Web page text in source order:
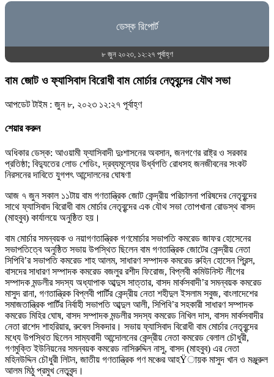
ডেস্ক রিপোর্ট
৮ জুন ২০২৩, ১২:২৭ পূর্বাহ্ণ
বাম জোট ও ফ্যাসিবাদ বিরোধী বাম মোর্চার নেতৃবৃন্দের যৌথ সভা
আপডেট টাইম : জুন ৮, ২০২৩ ১২:২৭ পূর্বাহ্ণ
শেয়ার করুন
অধিকার ডেস্ক: আওয়ামী ফ্যাসিবাদী দুঃশাসনের অবসান, জনগণের রাষ্ট্র ও সরকার
প্রতিষ্ঠা; বিদ্যুতের লোড শেডিং, দ্রব্যমূল্যের উর্ধ্বগতি রোধসহ জনজীবনের সংকট
নিরসনের দাবিতে যুগপৎ আন্দোলনের ঘোষণা
আজ ৭ জুন সকাল ১১টায় বাম গণতান্ত্রিক জোট কেন্দ্রীয় পরিচালনা পরিষদের নেতৃবৃন্দের
সাথে ফ্যাসিবাদ বিরোধী বাম মোর্চার নেতৃবৃন্দের এক যৌথ সভা তোপখানা রোডস্থ বাসদ
(মাহবুব) কার্যালয়ে অনুষ্ঠিত হয়।
বাম মোর্চার সমন্বয়ক ও নয়াগণতান্ত্রিক গণমোর্চার সভাপতি কমরেড জাফর হোসেনের
সভাপতিত্বে অনুষ্ঠিত সভায় উপস্থিত ছিলেন বাম গণতান্ত্রিক জোটের কেন্দ্রীয় নেতা
সিপিবি’র সভাপতি কমরেড শাহ আলম, সাধারণ সম্পাদক কমরেড রুহিন হোসেন প্রিন্স,
বাসদের সাধারণ সম্পাদক কমরেড বজলুর রশীদ ফিরোজ, বিপ্লবী কমিউনিস্ট লীগের
সম্পাদক মন্ডলীর সদস্য অধ্যাপাক আব্দুস সাত্তার, বাসদ মার্কসবাদী’র সমন্বয়ক কমরেড
মাসুদ রানা, গণতান্ত্রিক বিপ্লবী পার্টির কেন্দ্রীয় নেতা শহীদুল ইসলাম সবুজ, বাংলাদেশের
সমাজতান্ত্রিক পার্টির নির্বাহী সভাপতি আব্দুল আলী, সিপিবি’র সহকারী সাধারণ সম্পাদক
কমরেড মিহির ঘোষ, বাসদ সম্পাদক মন্ডলীর সদস্য কমরেড নিখিল দাস, বাসদ মার্কসবাদীর
নেতা রাশেদ শাহরিয়ার, রুবেল সিকদার। সভায় ফ্যাসিবাদ বিরোধী বাম মোর্চার নেতৃবৃন্দের
মধ্যে উপস্থিত ছিলেন সাম্যবাদী আন্দোলনের কেন্দ্রীয় নেতা কমরেড বেলাল চৌধুরী,
গণমুক্তি ইউনিয়নের সমন্বয়ক কমরেড নাসিরুদ্দিন নাসু, বাসদ (মাহবুব) এর নেতা
মহিনউদ্দিন চৌধুরী লিটন, জাতীয় গণতান্ত্রিক গণ মঞ্চের আহŸায়ক মাসুদ খান ও মঞ্জুরুল
আলম মিঠু প্রমুখ নেতৃবৃন্দ।